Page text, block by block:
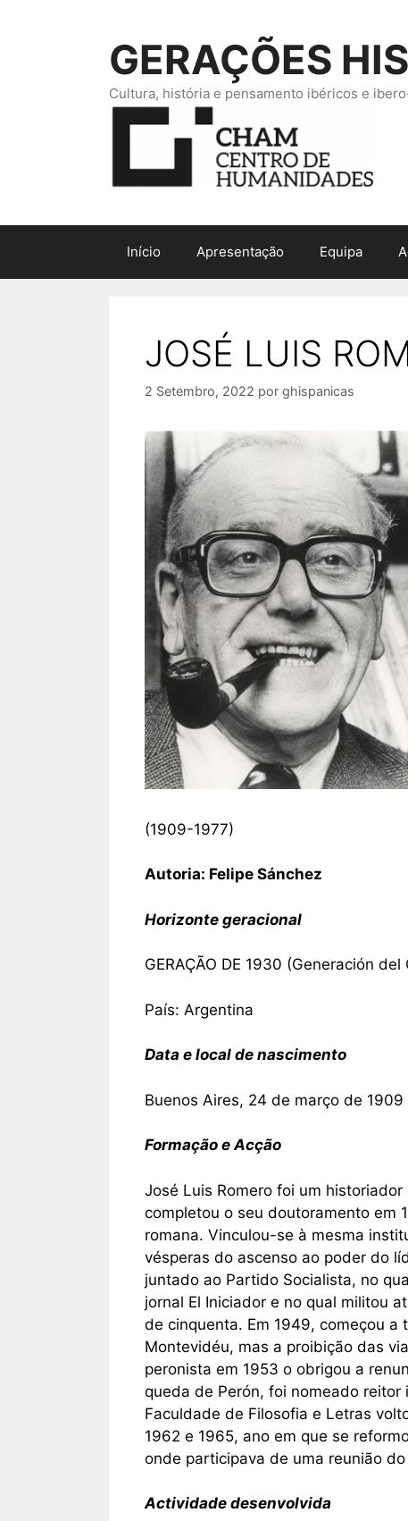
GERAÇÕES
Cultura, história e pensamento ibéricos e
Início Apresentação Equipa
JOSÉ LUIS
2 Setembro, 2022 por ghispanicas
(1909-1977)
Autoria: Felipe Sánchez
Horizonte geracional
GERAÇÃO DE 1930 (Generación del
País: Argentina
Data e local de nascimento
Buenos Aires, 24 de março de 1909
Formação e Acção
José Luis Romero foi um
completou o seu doutoramento em
romana. Vinculou-se à mesma
vésperas do ascenso ao poder do
juntado ao Partido Socialista, no
jornal El Iniciador e no qual militou
de cinquenta. Em 1949, começou a
Montevidéu, mas a proibição das
peronista em 1953 o obrigou a
queda de Perón, foi nomeado
Faculdade de Filosofia e Letras
1962 e 1965, ano em que se
onde participava de uma reunião
Actividade desenvolvida